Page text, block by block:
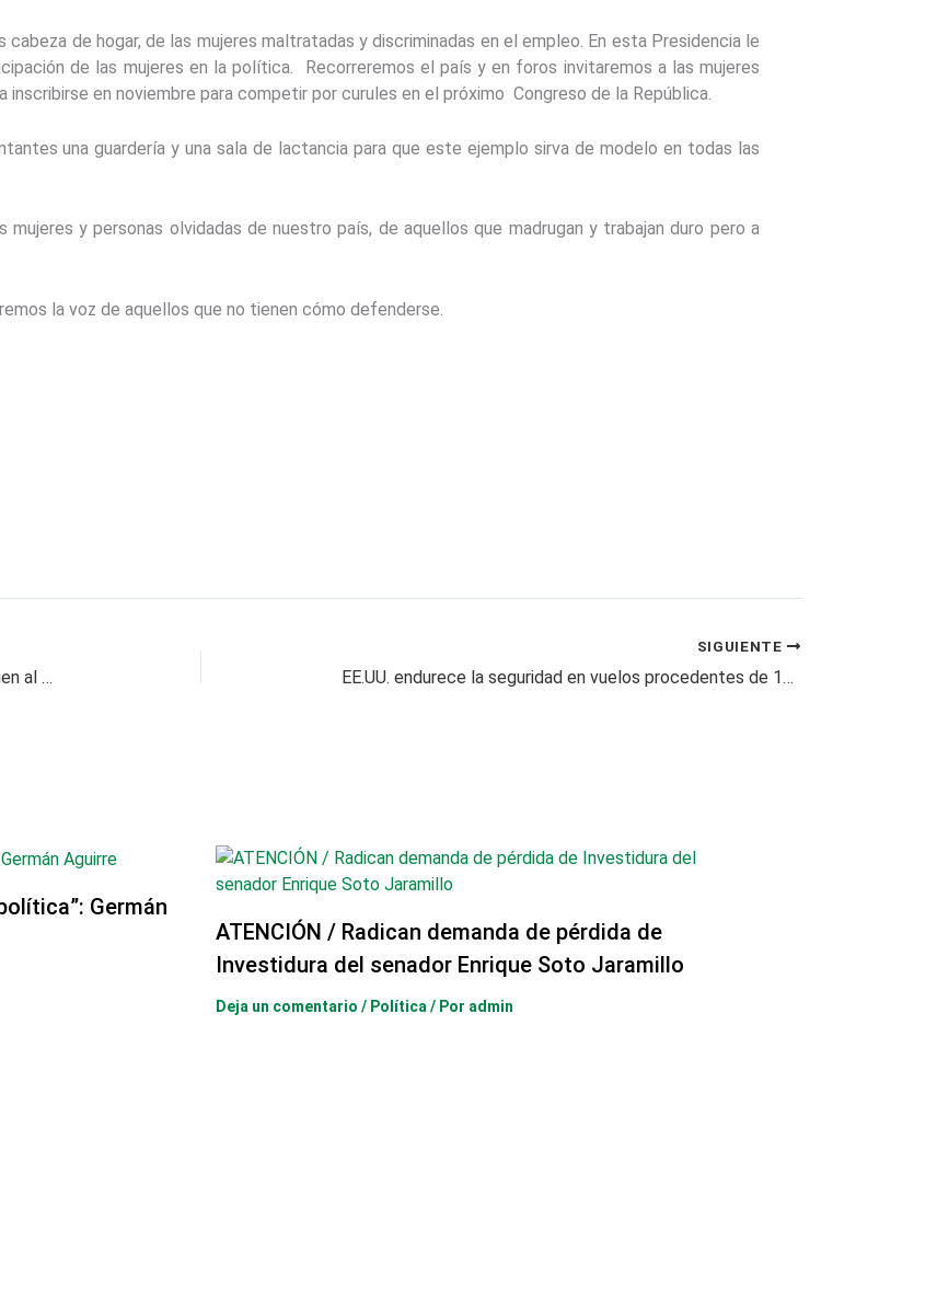
de hogar, de las mujeres maltratadas y discriminadas en el empleo. En esta Presidencia le
de las mujeres en la política. Recorreremos el país y en foros invitaremos a las mujeres
en noviembre para competir por curules en el próximo Congreso de la República.
una guardería y una sala de lactancia para que este ejemplo sirva de modelo en todas las
y personas olvidadas de nuestro país, de aquellos que madrugan y trabajan duro pero a
la voz de aquellos que no tienen cómo defenderse.
Presidente del Senado respaldará que las Farc lleguen al Congreso
SIGUIENTE
EE.UU. endurece la seguridad en vuelos procedentes de 105 países
Germán
ATENCIÓN / Radican demanda de pérdida de
Investidura del senador Enrique Soto Jaramillo
Deja un comentario / Política / Por admin